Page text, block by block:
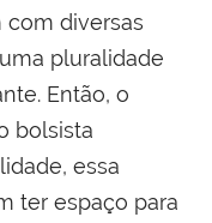
com diversas
pluralidade
Então, o
bolsista
essa
ter espaço para